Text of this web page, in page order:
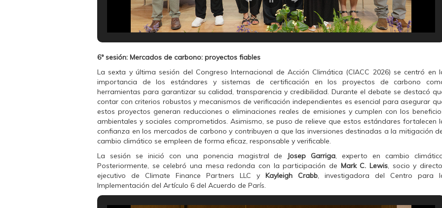
6ª sesión: Mercados de carbono: proyectos fiables
La sexta y última sesión del Congreso Internacional de Acción Climática (CIACC 2026) se centró en
importancia de los estándares y sistemas de certificación en los proyectos de carbono
herramientas para garantizar su calidad, transparencia y credibilidad. Durante el debate se destacó
contar con criterios robustos y mecanismos de verificación independientes es esencial para asegurar
estos proyectos generan reducciones o eliminaciones reales de emisiones y cumplen con los
ambientales y sociales comprometidos. Asimismo, se puso de relieve que estos estándares fortalecen
confianza en los mercados de carbono y contribuyen a que las inversiones destinadas a la mitigación
cambio climático se empleen de forma eficaz, responsable y verificable.
La sesión se inició con una ponencia magistral de Josep Garriga, experto en cambio
Posteriormente, se celebró una mesa redonda con la participación de Mark C. Lewis, socio y
ejecutivo de Climate Finance Partners LLC y Kayleigh Crabb, investigadora del Centro para
Implementación del Artículo 6 del Acuerdo de París.